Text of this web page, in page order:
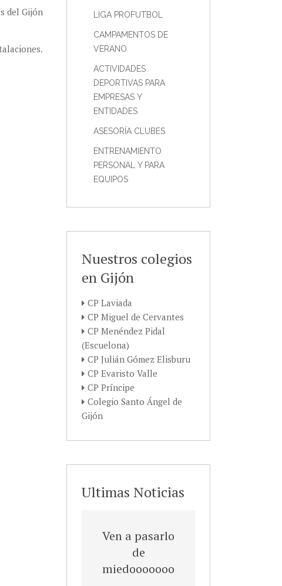
del Gijón
LIGA PROFUTBOL
CAMPAMENTOS DE
VERANO
ACTIVIDADES
DEPORTIVAS PARA
EMPRESAS Y
ENTIDADES
ASESORÍA CLUBES
ENTRENAMIENTO
PERSONAL Y PARA
EQUIPOS
Nuestros colegios
en Gijón
CP Laviada
CP Miguel de Cervantes
CP Menéndez Pidal
(Escuelona)
CP Julián Gómez Elisburu
CP Evaristo Valle
CP Príncipe
Colegio Santo Ángel de
Gijón
Ultimas Noticias
Ven a pasarlo
de
miedooooooo